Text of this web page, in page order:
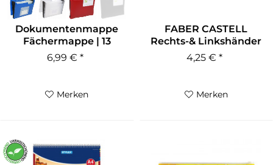
Dokumentenmappe
Fächermappe | 13
Fächer
6,99 € *
Merken
FABER CASTELL
Rechts-& Linkshänder
Kinderschere...
4,25 € *
Merken